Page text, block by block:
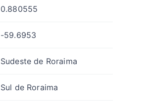
0.880555
-59.6953
Sudeste de Roraima
Sul de Roraima